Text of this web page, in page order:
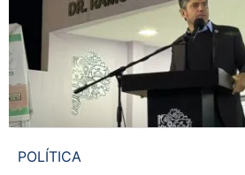
POLÍTICA